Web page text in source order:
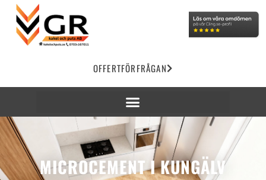
OFFERTFÖRFRÅGAN
MICROCEMENT I KUNGÄLV